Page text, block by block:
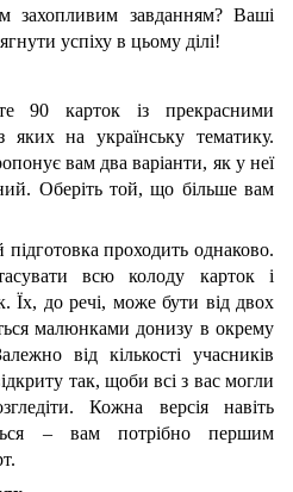
захопливим завданням? Ваші
успіху в цьому ділі!
90 карток із прекрасними
яких на українську тематику.
вам два варіанти, як у неї
Оберіть той, що більше вам
підготовка проходить однаково.
всю колоду карток і
Їх, до речі, може бути від двох
малюнками донизу в окрему
від кількості учасників
так, щоби всі з вас могли
Кожна версія навіть
‒ вам потрібно першим